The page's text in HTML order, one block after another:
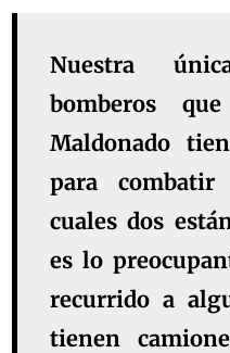
Nuestra
bomberos
Maldonado
para
cuales dos
es lo
recurrido a
tienen